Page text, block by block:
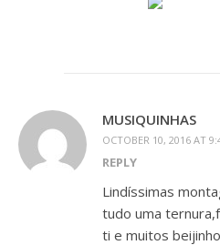
MUSIQUINHAS
OCTOBER 10, 2016 AT
REPLY
Lindíssimas
tudo uma
ti e muitos